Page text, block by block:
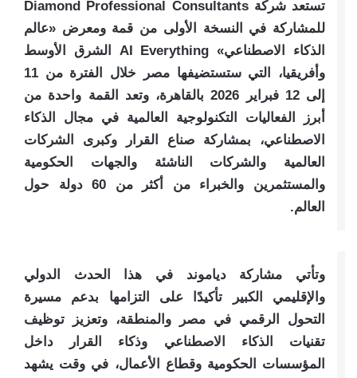
تستعد شركة Diamond Professional Consultants
للمشاركة في النسخة الأولى من قمة ومعرض «عالم
الذكاء الاصطناعي» AI Everything الشرق الأوسط
وأفريقيا، التي ستستضيفها مصر خلال الفترة من 11
إلى 12 فبراير 2026 بالقاهرة، وتعد القمة واحدة من
أبرز الفعاليات التكنولوجية العالمية في مجال الذكاء
الاصطناعي، بمشاركة صناع القرار وكبرى الشركات
العالمية والشركات الناشئة والجهات الحكومية
والمستثمرين والخبراء من أكثر من 60 دولة حول
العالم.
وتأتي مشاركة دياموند في هذا الحدث الدولي
والإقليمي الكبير تأكيدًا على التزامها بدعم مسيرة
التحول الرقمي في مصر والمنطقة، وتعزيز توظيف
تقنيات الذكاء الاصطناعي وذكاء القرار داخل
المؤسسات الحكومية وقطاع الأعمال، في وقت يشهد